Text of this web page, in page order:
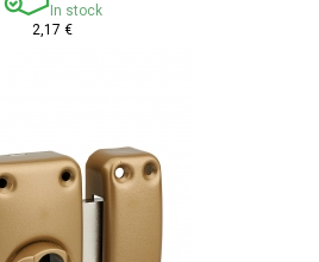
In stock
2,17 €